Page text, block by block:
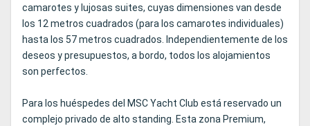
camarotes y lujosas suites, cuyas dimensiones van desde
los 12 metros cuadrados (para los camarotes individuales)
hasta los 57 metros cuadrados. Independientemente de los
deseos y presupuestos, a bordo, todos los alojamientos
son perfectos.
Para los huéspedes del MSC Yacht Club está reservado un
complejo privado de alto standing. Esta zona Premium,